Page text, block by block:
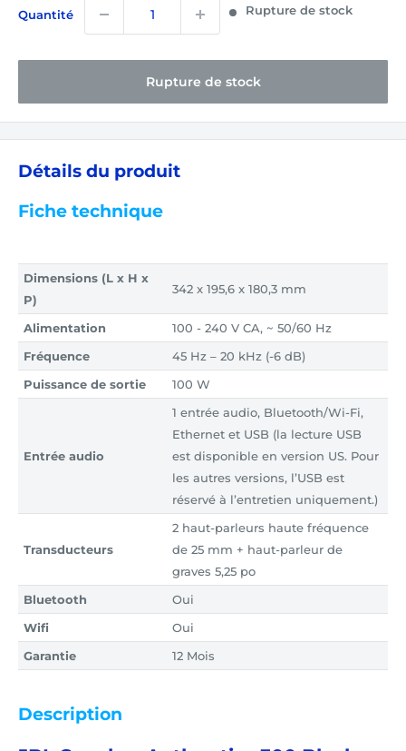
Quantité Rupture de stock
Rupture de stock
Détails du produit
Fiche technique
Dimensions (L x H x
P)
342 x 195,6 x 180,3 mm
Alimentation
100 - 240 V CA, ~ 50/60 Hz
Fréquence
45 Hz – 20 kHz (-6 dB)
Puissance de sortie
100 W
Entrée audio
1 entrée audio, Bluetooth/Wi-Fi,
Ethernet et USB (la lecture USB
est disponible en version US. Pour
les autres versions, l’USB est
réservé à l’entretien uniquement.)
Transducteurs
2 haut-parleurs haute fréquence
de 25 mm + haut-parleur de
graves 5,25 po
Bluetooth
Oui
Wifi
Oui
Garantie
12 Mois
Description